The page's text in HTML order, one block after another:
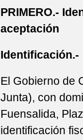
PRIMERO.-
aceptación
Identificación.-
El Gobierno de
Junta), con
Fuensalida,
identificación